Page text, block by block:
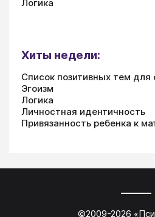
Логика
Хиты недели:
Список позитивных тем для
Эгоизм
Логика
Личностная идентичность
Привязанность ребенка к
©2009-2026 «